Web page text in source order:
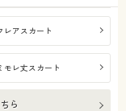
レアスカート
モレ丈スカート
ら